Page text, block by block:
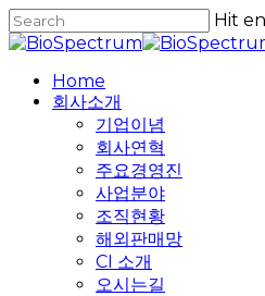
Skip
to
content
Hit
Close
Home
회사소개
기업이념
회사연혁
주요경영진
사업분야
조직현황
해외판매망
CI 소개
오시는길